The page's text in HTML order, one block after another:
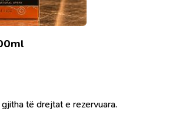
të drejtat e rezervuara.